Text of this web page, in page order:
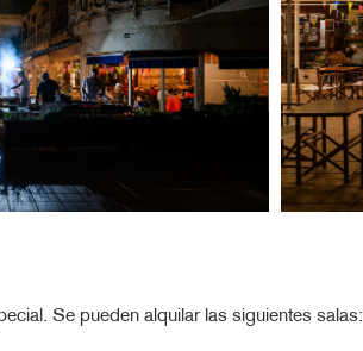
Se pueden alquilar las siguientes salas: